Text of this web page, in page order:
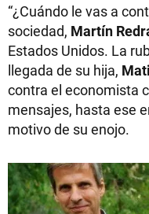
“¿Cuándo le vas a
sociedad, Martín
Estados Unidos. La
llegada de su hija,
contra el economista
mensajes, hasta ese
motivo de su enojo.